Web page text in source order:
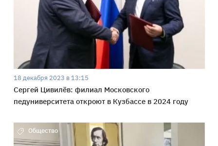
18 декабря 2023 в 13:15
Сергей Цивилёв: филиал Московского
педуниверситета откроют в Кузбассе в 2024 году
Общество